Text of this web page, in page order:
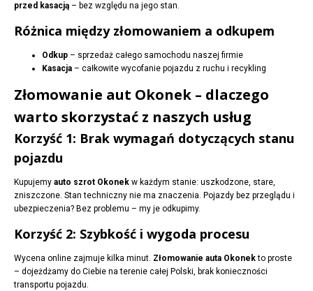
przed kasacją – bez względu na jego stan.
Różnica między złomowaniem a odkupem
Odkup – sprzedaż całego samochodu naszej firmie
Kasacja – całkowite wycofanie pojazdu z ruchu i recykling
Złomowanie aut Okonek – dlaczego
warto skorzystać z naszych usług
Korzyść 1: Brak wymagań dotyczących stanu
pojazdu
Kupujemy auto szrot Okonek w każdym stanie: uszkodzone, stare,
zniszczone. Stan techniczny nie ma znaczenia. Pojazdy bez przeglądu i
ubezpieczenia? Bez problemu – my je odkupimy.
Korzyść 2: Szybkość i wygoda procesu
Wycena online zajmuje kilka minut. Złomowanie auta Okonekto proste
– dojeżdżamy do Ciebie na terenie całej Polski, brak konieczności
transportu pojazdu.